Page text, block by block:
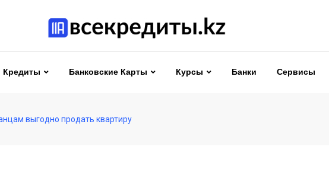
Кредиты Банковские Карты Курсы Банки Сервисы
выгодно продать квартиру